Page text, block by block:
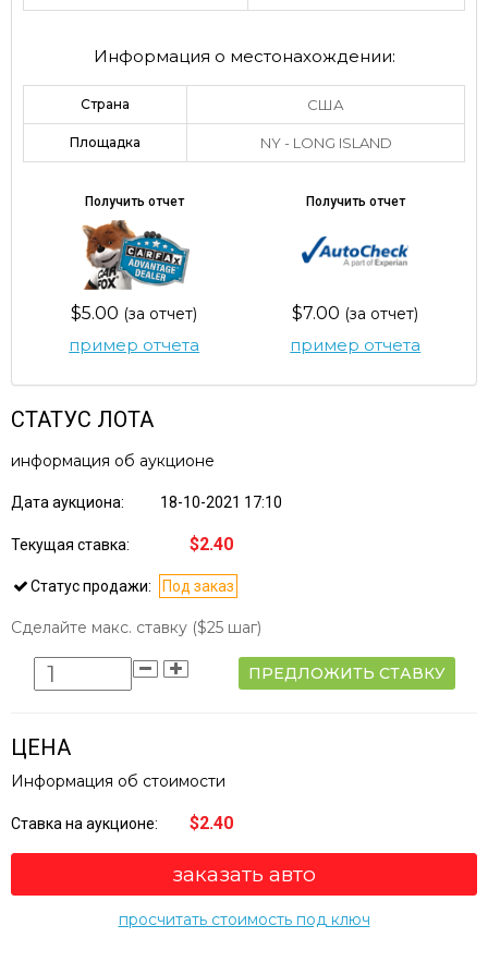
Информация о местонахождении:
Страна США
Площадка NY - LONG ISLAND
Получить отчет
$5.00 (за отчет)
пример отчета
Получить отчет
$7.00 (за отчет)
пример отчета
СТАТУС ЛОТА
информация об аукционе
Дата аукциона: 18-10-2021 17:10
Текущая ставка: $2.40
Статус продажи: Под заказ
Сделайте макс. ставку ($25 шаг)
ПРЕДЛОЖИТЬ СТАВКУ
ЦЕНА
Информация об стоимости
Ставка на аукционе: $2.40
заказать авто
просчитать стоимость под ключ